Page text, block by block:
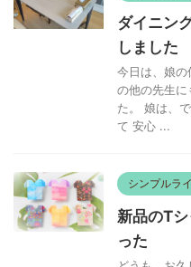
ダイニン
しました
今日は、娘の
の他の先生に
た。 娘は、
て 安心 ...
シンプルラ
新品のT
った